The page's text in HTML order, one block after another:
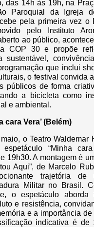
das 14h às 19h, na
Paroquial da Igreja
pela primeira vez o
pelo Instituto
ao público,
COP 30 e propõe
sustentável,
que inclui
o festival convida
públicos de forma
a bicicleta como
e ambiental.
cara Vera’ (Belém)
o Teatro Waldemar
“Minha
19h30. A montagem é
Aqui”, de Marcelo
trajetória de
Militar no Brasil.
o espetáculo aborda
e resistência,
e a importância de
indicativa é